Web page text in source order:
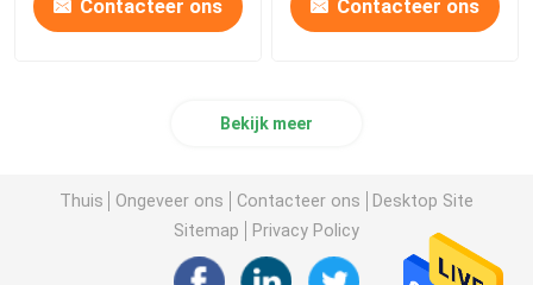
Contacteer ons Contacteer ons
Bekijk meer
Thuis Ongeveer ons Contacteer ons
Desktop Site
Sitemap
Privacy Policy